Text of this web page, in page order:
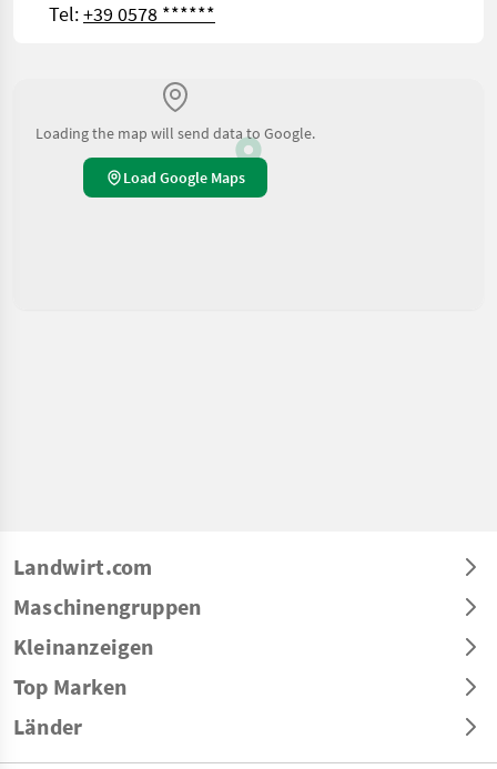
Tel:+39 0578 ******
Loading the map will send data to Google.
Load Google Maps
Landwirt.com
Maschinengruppen
Kleinanzeigen
Top Marken
Länder